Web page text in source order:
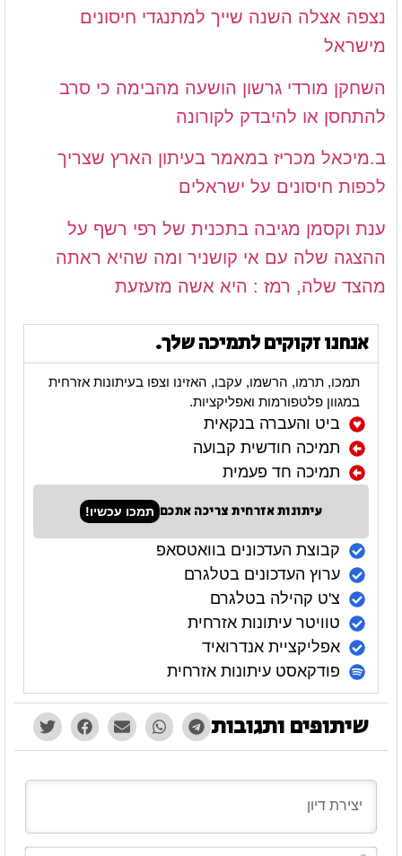
נצפה אצלה השנה שייך למתנגדי חיסונים
מישראל
השחקן מורדי גרשון הושעה מהבימה כי סרב
להתחסן או להיבדק לקורונה
ב.מיכאל מכריז במאמר בעיתון הארץ שצריך
לכפות חיסונים על ישראלים
ענת וקסמן מגיבה בתכנית של רפי רשף על
ההצגה שלה עם אי קושניר ומה שהיא ראתה
מהצד שלה, רמז : היא אשה מזעזעת
אנחנו זקוקים לתמיכה שלך.
תמכו, תרמו, הרשמו, עקבו, האזינו וצפו בעיתונות אזרחית
במגוון פלטפורמות ואפליקציות.
ביט והעברה בנקאית
תמיכה חודשית קבועה
תמיכה חד פעמית
עיתונות אזרחית צריכה אתכם תמכו עכשיו!
קבוצת העדכונים בוואטסאפ
ערוץ העדכונים בטלגרם
צ'ט קהילה בטלגרם
טוויטר עיתונות אזרחית
אפליקציית אנדרואיד
פודקאסט עיתונות אזרחית
שיתופים ותגובות